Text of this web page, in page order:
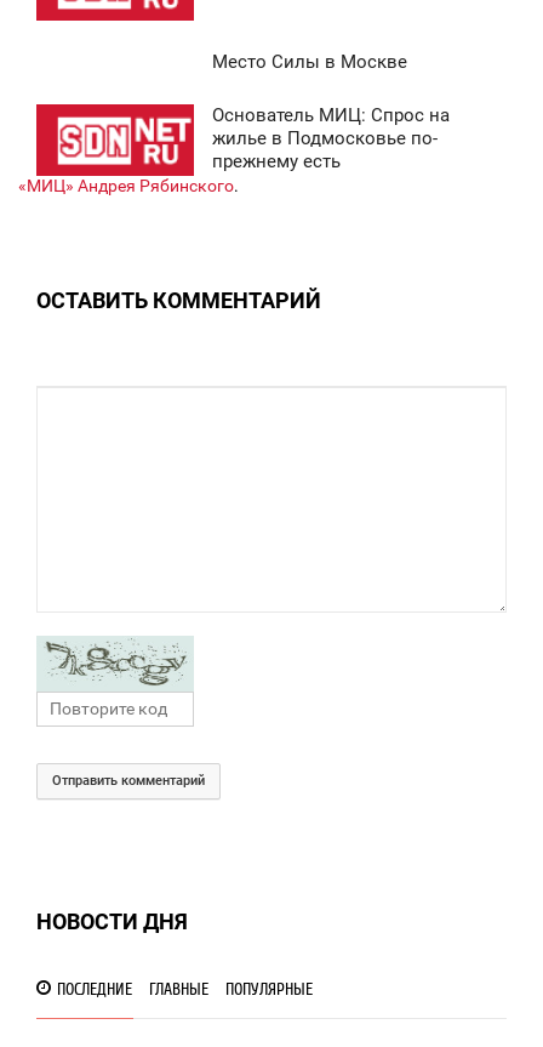
Место Силы в Москве
Основатель МИЦ: Спрос на
жилье в Подмосковье по-
прежнему есть
«МИЦ» Андрея Рябинского.
ОСТАВИТЬ КОММЕНТАРИЙ
Отправить комментарий
НОВОСТИ ДНЯ
ПОСЛЕДНИЕ ГЛАВНЫЕ ПОПУЛЯРНЫЕ